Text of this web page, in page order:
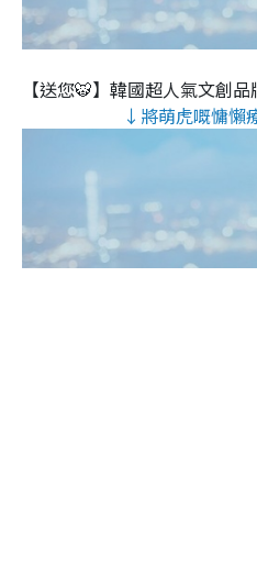
【送您🐯】韓國超人氣文創
↓將萌虎嘅慵懶